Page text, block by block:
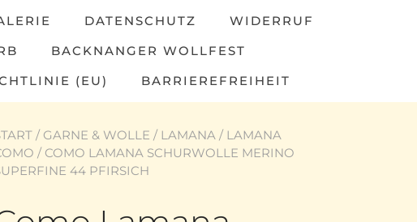
DATENSCHUTZ
WIDERRUF
BACKNANGER WOLLFEST
(EU) BARRIEREFREIHEIT
/ GARNE & WOLLE / LAMANA / LAMANA
/ COMO LAMANA SCHURWOLLE MERINO
44 PFIRSICH